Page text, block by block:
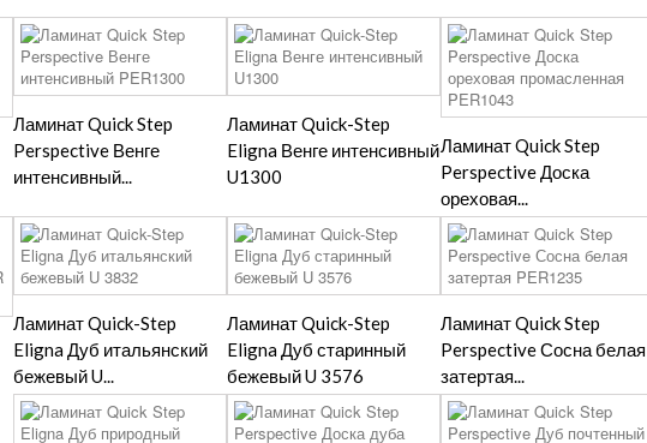
Ламинат Quick Step
Perspective Венге
интенсивный...
Ламинат Quick-Step
Eligna Венге интенсивный
U1300
Ламинат Quick Step
Perspective Доска
ореховая...
Ламинат Quick-Step
Eligna Дуб итальянский
бежевый U...
Ламинат Quick-Step
Eligna Дуб старинный
бежевый U 3576
Ламинат Quick Step
Perspective Сосна белая
затертая...